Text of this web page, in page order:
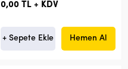
0,00 TL + KDV
+ Sepete Ekle Hemen Al